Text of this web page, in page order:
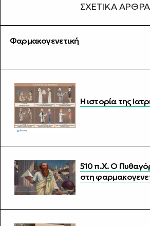
ΣΧΕΤΙΚΆ ΆΡΘΡΑ
Φαρμακογενετική
Η ιστορία της
510 π.Χ. Ο
στη